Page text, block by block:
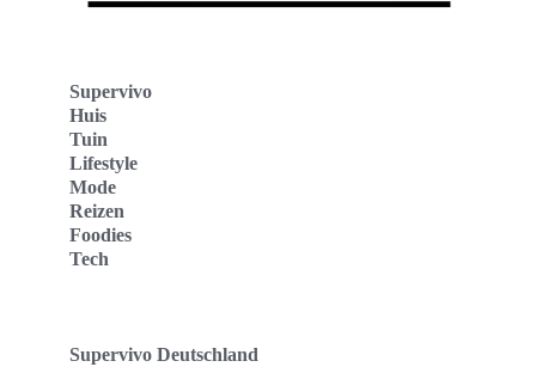
Supervivo
Huis
Tuin
Lifestyle
Mode
Reizen
Foodies
Tech
Supervivo Deutschland